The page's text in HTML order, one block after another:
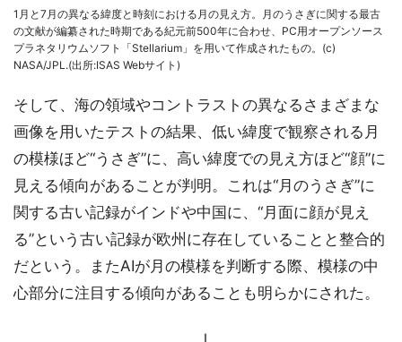
1月と7月の異なる緯度と時刻における月の見え方。月のうさぎに関する最古
の文献が編纂された時期である紀元前500年に合わせ、PC用オープンソース
プラネタリウムソフト「Stellarium」を用いて作成されたもの。(c)
NASA/JPL.(出所:ISAS Webサイト)
そして、海の領域やコントラストの異なるさまざまな
画像を用いたテストの結果、低い緯度で観察される月
の模様ほど“うさぎ”に、高い緯度での見え方ほど“顔”に
見える傾向があることが判明。これは“月のうさぎ”に
関する古い記録がインドや中国に、“月面に顔が見え
る”という古い記録が欧州に存在していることと整合的
だという。またAIが月の模様を判断する際、模様の中
心部分に注目する傾向があることも明らかにされた。